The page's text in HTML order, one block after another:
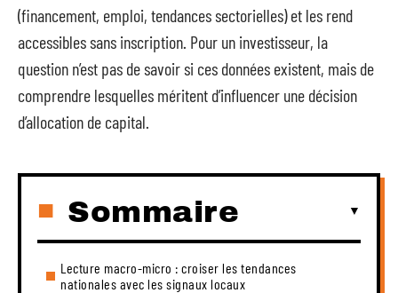
(financement, emploi, tendances sectorielles) et les rend
accessibles sans inscription. Pour un investisseur, la
question n’est pas de savoir si ces données existent, mais de
comprendre lesquelles méritent d’influencer une décision
d’allocation de capital.
Sommaire
Lecture macro-micro : croiser les tendances
nationales avec les signaux locaux